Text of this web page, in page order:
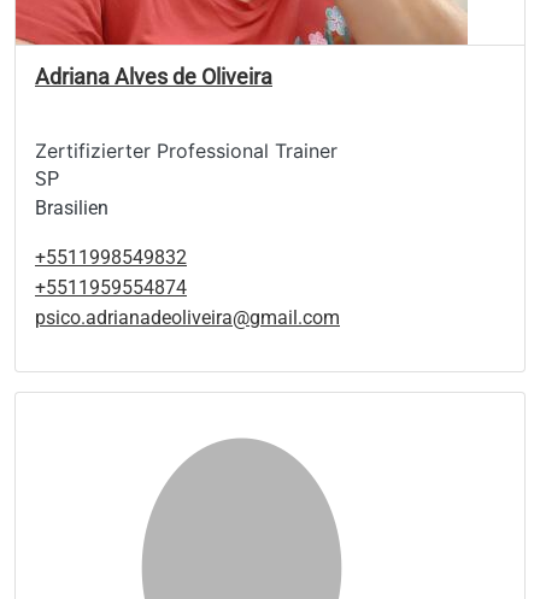
Adriana Alves de Oliveira
Zertifizierter Professional Trainer
SP
Brasilien
+5511998549832
+5511959554874
psico.adrianadeoliveira@gmail.com